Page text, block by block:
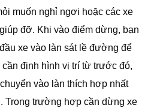
muốn nghỉ ngơi hoặc các xe
đỡ. Khi vào điểm dừng, bạn
xe vào làn sát lề đường để
định hình vị trí từ trước đó,
vào làn thích hợp nhất
Trong trường hợp cần dừng xe